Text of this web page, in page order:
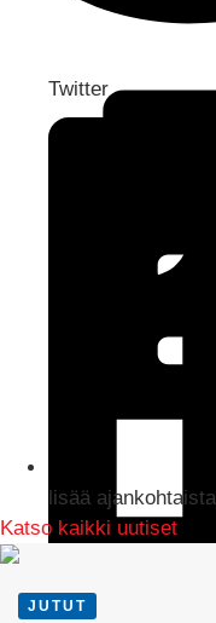
Twitter
lisää ajankohtaista
Katso kaikki uutiset
JUTUT